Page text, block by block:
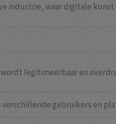
industrie, waar digitale
legitimeerbaar en
gebruikers en